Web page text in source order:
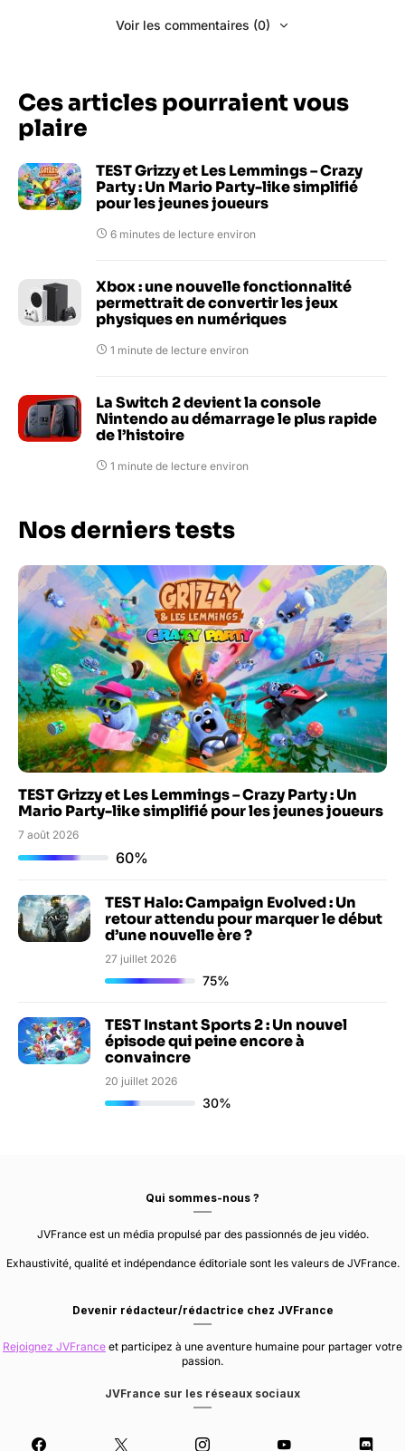
Voir les commentaires (0)
Ces articles pourraient vous
plaire
TEST Grizzy et Les Lemmings – Crazy
Party : Un Mario Party-like simplifié
pour les jeunes joueurs
6 minutes de lecture environ
Xbox : une nouvelle fonctionnalité
permettrait de convertir les jeux
physiques en numériques
1 minute de lecture environ
La Switch 2 devient la console
Nintendo au démarrage le plus rapide
de l’histoire
1 minute de lecture environ
Nos derniers tests
TEST Grizzy et Les Lemmings – Crazy Party : Un
Mario Party-like simplifié pour les jeunes joueurs
7 août 2026
60%
TEST Halo: Campaign Evolved : Un
retour attendu pour marquer le début
d’une nouvelle ère ?
27 juillet 2026
75%
TEST Instant Sports 2 : Un nouvel
épisode qui peine encore à
convaincre
20 juillet 2026
30%
Qui sommes-nous ?
JVFrance est un média propulsé par des passionnés de jeu vidéo.
Exhaustivité, qualité et indépendance éditoriale sont les valeurs de JVFrance.
Devenir rédacteur/rédactrice chez JVFrance
Rejoignez JVFrance et participez à une aventure humaine pour partager votre
passion.
JVFrance sur les réseaux sociaux